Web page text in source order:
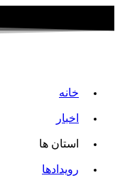
خانه
اخبار
استان ها
رویدادها